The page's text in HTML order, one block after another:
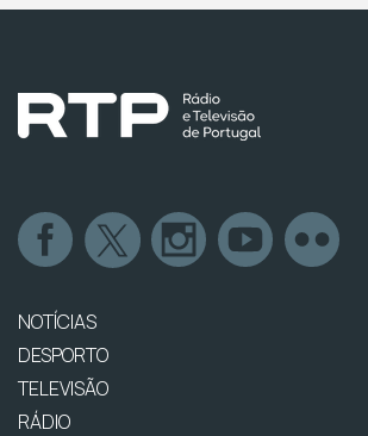
NOTÍCIAS
DESPORTO
TELEVISÃO
RÁDIO